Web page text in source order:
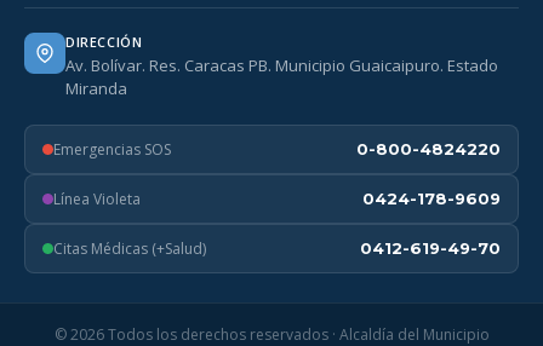
DIRECCIÓN
Av. Bolívar. Res. Caracas PB. Municipio Guaicaipuro. Estado
Miranda
Emergencias SOS 0-800-4824220
Línea Violeta 0424-178-9609
Citas Médicas (+Salud) 0412-619-49-70
© 2026 Todos los derechos reservados · Alcaldía del Municipio